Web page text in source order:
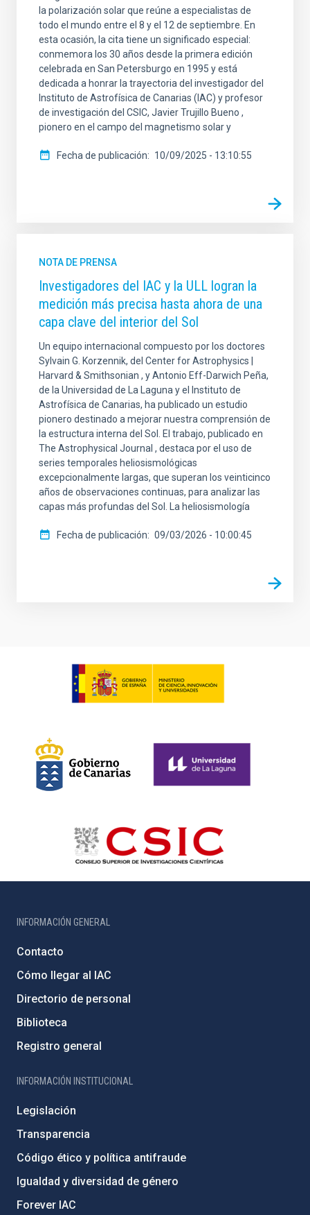
la polarización solar que reúne a especialistas de
todo el mundo entre el 8 y el 12 de septiembre. En
esta ocasión, la cita tiene un significado especial:
conmemora los 30 años desde la primera edición
celebrada en San Petersburgo en 1995 y está
dedicada a honrar la trayectoria del investigador del
Instituto de Astrofísica de Canarias (IAC) y profesor
de investigación del CSIC, Javier Trujillo Bueno ,
pionero en el campo del magnetismo solar y
Fecha de publicación 10/09/2025 - 13:10:55
NOTA DE PRENSA
Investigadores del IAC y la ULL logran la
medición más precisa hasta ahora de una
capa clave del interior del Sol
Un equipo internacional compuesto por los doctores
Sylvain G. Korzennik, del Center for Astrophysics |
Harvard & Smithsonian , y Antonio Eff-Darwich Peña,
de la Universidad de La Laguna y el Instituto de
Astrofísica de Canarias, ha publicado un estudio
pionero destinado a mejorar nuestra comprensión de
la estructura interna del Sol. El trabajo, publicado en
The Astrophysical Journal , destaca por el uso de
series temporales heliosismológicas
excepcionalmente largas, que superan los veinticinco
años de observaciones continuas, para analizar las
capas más profundas del Sol. La heliosismología
Fecha de publicación 09/03/2026 - 10:00:45
INFORMACIÓN GENERAL
Contacto
Cómo llegar al IAC
Directorio de personal
Biblioteca
Registro general
INFORMACIÓN INSTITUCIONAL
Legislación
Transparencia
Código ético y política antifraude
Igualdad y diversidad de género
Forever IAC